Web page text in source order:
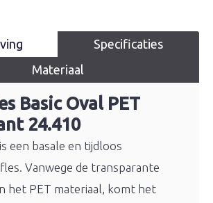
Specificaties
Materiaal
Basic Oval PET
24.410
een basale en tijdloos
Vanwege de transparante
het PET materiaal, komt het